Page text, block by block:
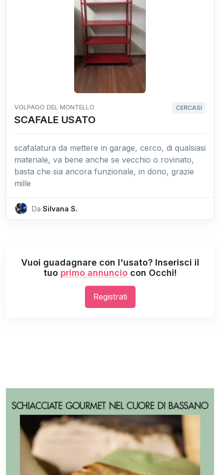
VOLPAGO DEL MONTELLO CERCASI
SCAFALE USATO
scafalatura da mettere in garage, cerco, di qualsiasi
materiale, va bene anche se vecchio o rovinato,
basta che sia ancora funzionale, in dono, grazie
mille
Da Silvana S.
Vuoi guadagnare con l'usato? Inserisci il
tuo primo annunciocon Occhi!
Registrati